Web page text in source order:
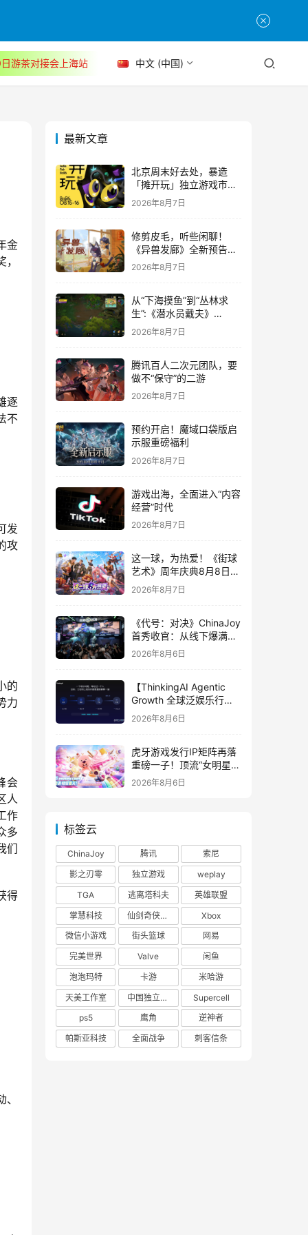
游茶对接会上海站 中文 (中国)
金
逐
不
发
攻
的
力
会
人
作
多
们
得
最新文章
北京周末好去处，暴造
「摊开玩」独立游戏市集
正式开票！
2026年8月7日
修剪皮毛，听些闲聊！
《异兽发廊》全新预告与
Steam免费试玩公开
2026年8月7日
从“下海摸鱼”到“丛林求
生”:《潜水员戴夫》
DLC《丛林》移动端定档
8月14日
2026年8月7日
腾讯百人二次元团队，要
做不“保守”的二游
2026年8月7日
预约开启！魔域口袋版启
示服重磅福利
2026年8月7日
游戏出海，全面进入“内容
经营”时代
2026年8月7日
这一球，为热爱！《街球
艺术》周年庆典8月8日正
式上线，多重福利与全新
内容同步开启
2026年8月7日
《代号：对决》ChinaJoy
首秀收官：从线下爆满看
见玩家的真实期待
2026年8月6日
【ThinkingAI Agentic
Growth 全球泛娱乐行业
峰会】Agent 时代，人到
底负责什么
2026年8月6日
虎牙游戏发行IP矩阵再落
重磅一子！顶流“女明星”
ZANMANG LOOPY 正版
2026年8月6日
标签云
ChinaJoy 腾讯
索尼
影之刃零
独立游戏
weplay
TGA
逃离塔科夫
英雄联盟
掌慧科技
仙剑奇侠传四
Xbox
微信小游戏
街头篮球
网易
完美世界
Valve
闲鱼
泡泡玛特
卡游
米哈游
天美工作室
中国独立游戏联盟
Supercell
ps5
鹰角
逆神者
帕斯亚科技
全面战争 刺客信条